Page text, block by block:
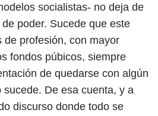
socialistas- no deja de
poder. Sucede que este
profesión, con mayor
fondos púbicos, siempre
de quedarse con algún
De esa cuenta, y a
discurso donde todo se